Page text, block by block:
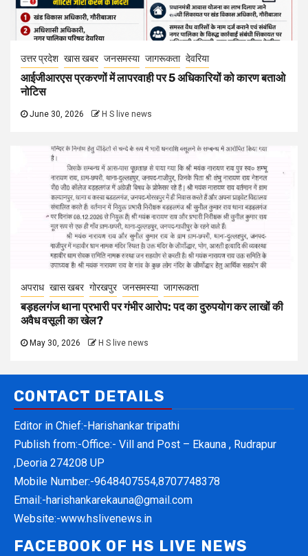
उत्तर प्रदेश खास खबर जनसमस्या जागरूकता देवरिया
आईजीआरएस प्रकरणों में लापरवाही पर 5 अधिकारियों को कारण बताओ
नोटिस
June 30, 2026 H S live news
अपराध खास खबर गोरखपुर जनसमस्या जागरूकता
बड़हलगंज थाना प्रभारी पर गंभीर आरोप: पद का दुरुपयोग कर लाखों की
अवैध वसूली का खेल?
May 30, 2026 H S live news
CONTACT DETAILS
Editor in Chief:-Harishankar tripathi
Publish from:-Office:- Vill and Post – Ekauna , Rudrapur
,Deoria 274208 UP
Mobile Number:-9648407554,8707748378
Email:-harishankarekauna@gmail.com
Website:-www.hslivenews.in
FACEBOOK OF HS LIVE NEWS